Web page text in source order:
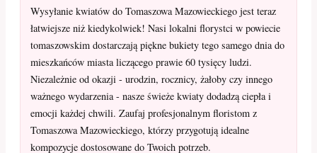
Wysyłanie kwiatów do Tomaszowa Mazowieckiego jest teraz
łatwiejsze niż kiedykolwiek! Nasi lokalni florystci w powiecie
tomaszowskim dostarczają piękne bukiety tego samego dnia do
mieszkańców miasta liczącego prawie 60 tysięcy ludzi.
Niezależnie od okazji - urodzin, rocznicy, żałoby czy innego
ważnego wydarzenia - nasze świeże kwiaty dodadzą ciepła i
emocji każdej chwili. Zaufaj profesjonalnym floristom z
Tomaszowa Mazowieckiego, którzy przygotują idealne
kompozycje dostosowane do Twoich potrzeb.